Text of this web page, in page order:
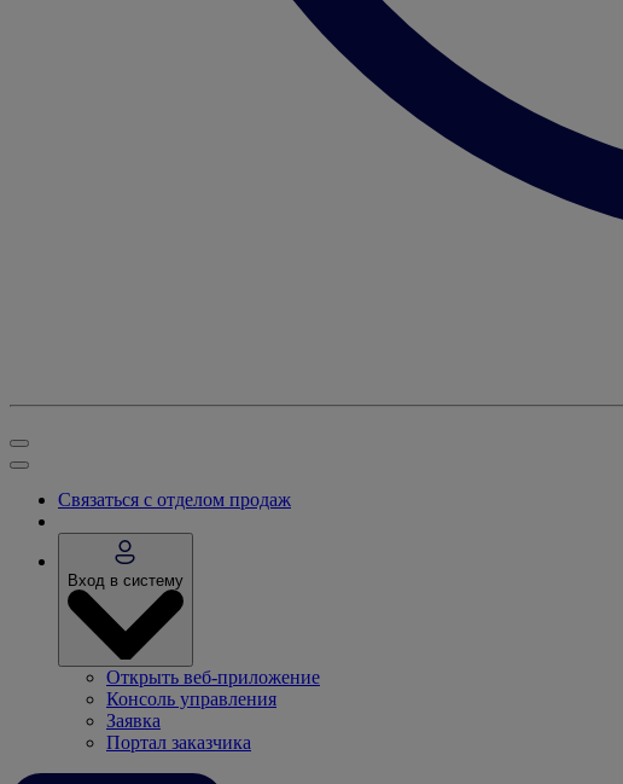
Связаться с отделом продаж
Вход в систему
Открыть веб-приложение
Консоль управления
Заявка
Портал заказчика